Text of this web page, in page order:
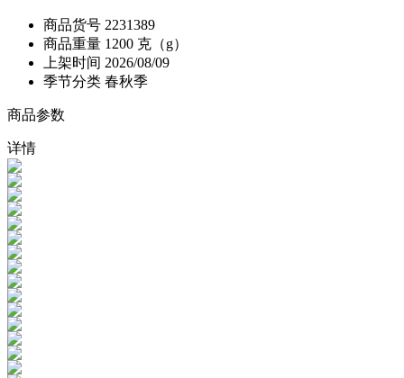
商品货号 2231389
商品重量 1200 克（g）
上架时间 2026/08/09
季节分类 春秋季
商品参数
详情